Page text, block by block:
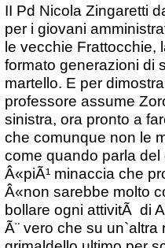
II Pd Nicola Zingaretti
per i giovani
le vecchie Frattocchie,
formato generazioni di
martello. E per
professore assume
sinistra, ora pronto a
che comunque non le
come quando parla del
Â«piÃ¹ minaccia che
Â«non sarebbe molto
bollare ogni attivitÃ di
Ã¨ vero che su